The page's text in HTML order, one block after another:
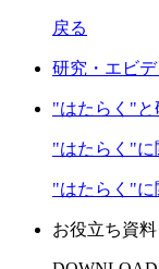
戻る
研究・エビ
"はたらく"と
"はたらく"に
"はたらく"に
お役立ち資